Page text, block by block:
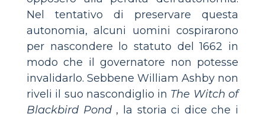
Nel tentativo di preservare questa
autonomia, alcuni uomini cospirarono
per nascondere lo statuto del 1662 in
modo che il governatore non potesse
invalidarlo. Sebbene William Ashby non
riveli il suo nascondiglio in The Witch of
Blackbird Pond, la storia ci dice che i